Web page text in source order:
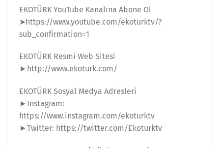
EKOTÜRK YouTube Kanalına Abone Ol
➤https://www.youtube.com/ekoturktv/?
sub_confirmation=1
EKOTÜRK Resmi Web Sitesi
►http://www.ekoturk.com/
EKOTÜRK Sosyal Medya Adresleri
►Instagram:
https://www.instagram.com/ekoturktv
►Twitter: https://twitter.com/Ekoturktv